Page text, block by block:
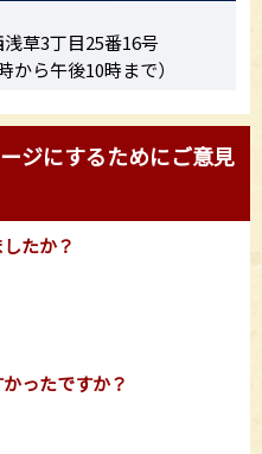
草3丁目25番16号
から午後10時まで）
ジにするためにご意見
たか？
ったですか？